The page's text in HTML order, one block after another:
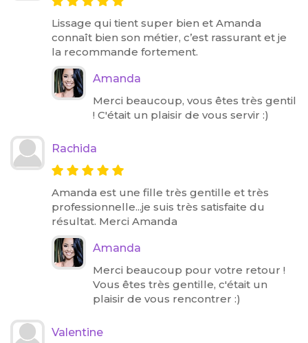
Lissage qui tient super bien et Amanda
connaît bien son métier, c’est rassurant et je
la recommande fortement.
Amanda
Merci beaucoup, vous êtes très gentil
! C'était un plaisir de vous servir :)
Rachida
Amanda est une fille très gentille et très
professionnelle...je suis très satisfaite du
résultat. Merci Amanda
Amanda
Merci beaucoup pour votre retour !
Vous êtes très gentille, c'était un
plaisir de vous rencontrer :)
Valentine